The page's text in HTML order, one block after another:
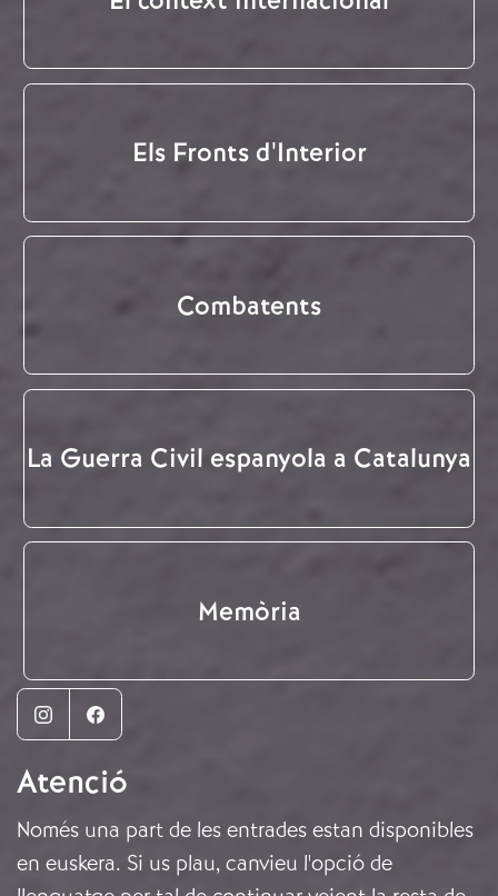
Els Fronts d'Interior
Combatents
La Guerra Civil espanyola a Catalunya
Memòria
InstagramFacebook
Atenció
Només una part de les entrades estan disponibles
en euskera. Si us plau, canvieu l'opció de